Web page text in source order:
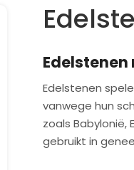
Edelstenen
vanwege hun
zoals Babylonië,
gebruikt in